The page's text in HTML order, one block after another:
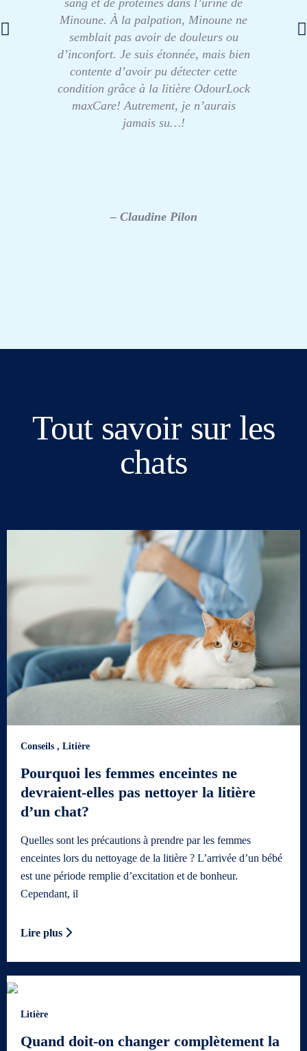
Minoune. À la palpation, Minoune ne
semblait pas avoir de douleurs ou
d’inconfort. Je suis étonnée, mais bien
contente d’avoir pu détecter cette
condition grâce à la litière OdourLock
maxCare! Autrement, je n’aurais
jamais su…!
– Claudine Pilon
Tout savoir sur les
chats
Conseils , Litière
Pourquoi les femmes enceintes ne
devraient-elles pas nettoyer la litière
d’un chat?
Quelles sont les précautions à prendre par les femmes
enceintes lors du nettoyage de la litière ? L’arrivée d’un bébé
est une période remplie d’excitation et de bonheur.
Cependant, il
Lire plus
Litière
Quand doit-on changer complètement la